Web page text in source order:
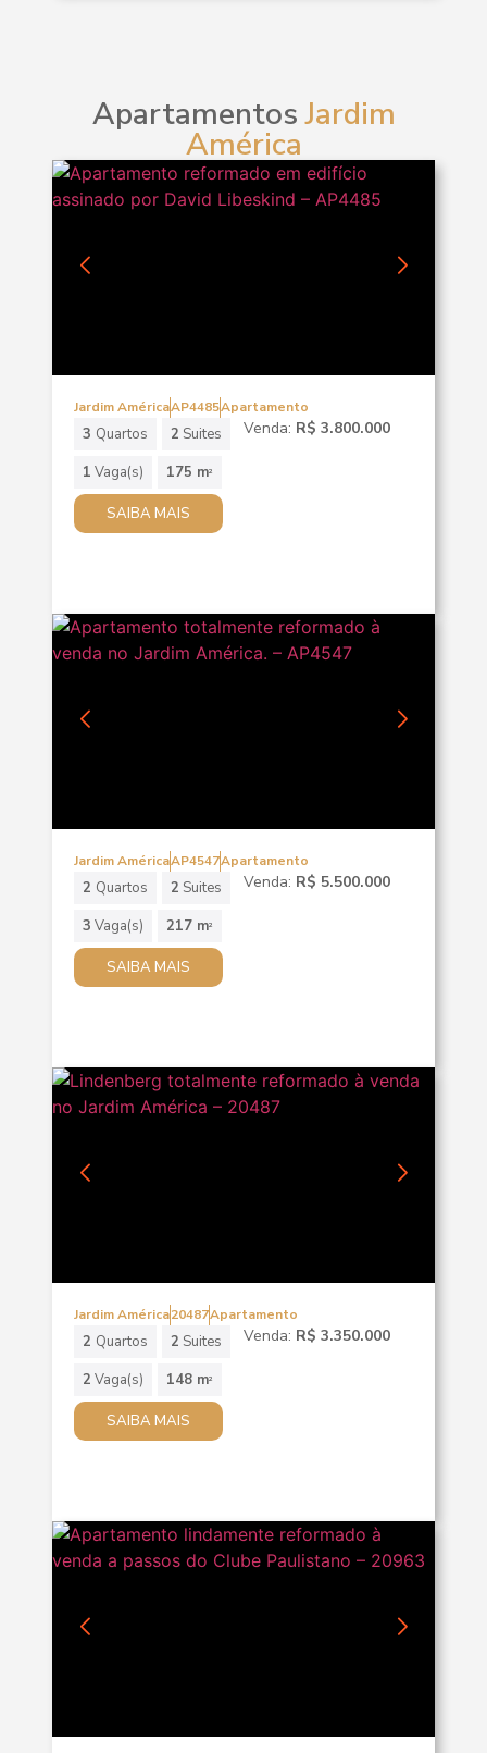
ApartamentosJardim
América
Jardim AméricaAP4485Apartamento
3 Quartos 2 Suites
1 Vaga(s) 175 m2
Venda: R$ 3.800.000
SAIBA MAIS
Jardim AméricaAP4547Apartamento
2 Quartos 2 Suites
3 Vaga(s) 217 m2
Venda: R$ 5.500.000
SAIBA MAIS
Jardim América20487Apartamento
2 Quartos 2 Suites
2 Vaga(s) 148 m2
Venda: R$ 3.350.000
SAIBA MAIS